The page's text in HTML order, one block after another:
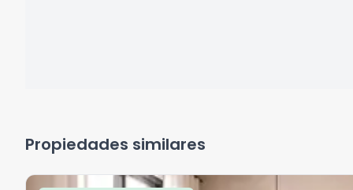
Propiedades similares